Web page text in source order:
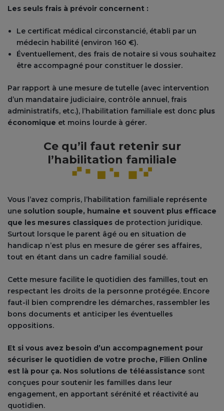
Les seuls frais à prévoir concernent :
Le certificat médical circonstancié, établi par un
médecin habilité (environ 160 €).
Éventuellement, des frais de notaire si vous souhaitez
être accompagné pour constituer le dossier.
Par rapport à une mesure de tutelle (avec intervention
d’un mandataire judiciaire, contrôle annuel, frais
administratifs, etc.), l’habilitation familiale est donc plus
économique et moins lourde à gérer.
Ce qu’il faut retenir sur
l’habilitation familiale
Vous l’avez compris, l’habilitation familiale représente
une solution souple, humaine et souvent plus efficace
que les mesures classiques de protection juridique.
Surtout lorsque le parent âgé ou en situation de
handicap n’est plus en mesure de gérer ses affaires,
tout en étant dans un cadre familial soudé.
Cette mesure facilite le quotidien des familles, tout en
respectant les droits de la personne protégée. Encore
faut-il bien comprendre les démarches, rassembler les
bons documents et anticiper les éventuelles
oppositions.
Et si vous avez besoin d’un accompagnement pour
sécuriser le quotidien de votre proche, Filien Online
est là pour ça. Nos solutions de téléassistance sont
conçues pour soutenir les familles dans leur
engagement, en apportant sérénité et réactivité au
quotidien.